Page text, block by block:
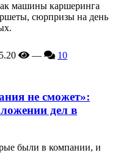
машины каршеринга
сюрпризы на день
— 10
не сможет»:
дел в
были в компании, и